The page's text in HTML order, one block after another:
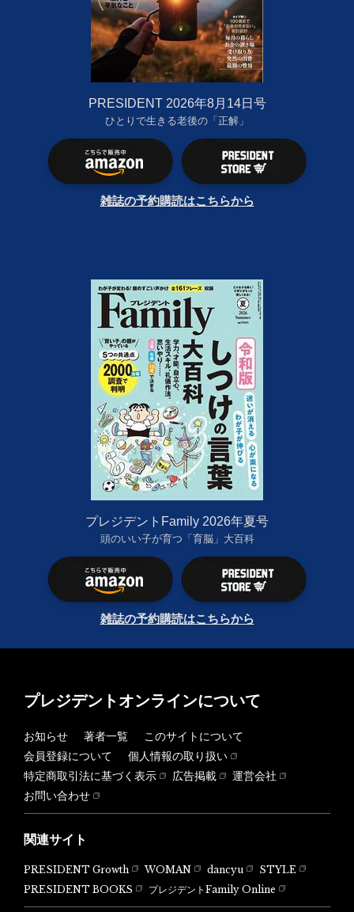
PRESIDENT 2026年8月14日号
ひとりで生きる老後の「正解」
雑誌の予約購読はこちらから
プレジデントFamily 2026年夏号
頭のいい子が育つ「育脳」大百科
雑誌の予約購読はこちらから
プレジデントオンラインについて
お知らせ 著者一覧
このサイトについて
会員登録について
個人情報の取り扱い
特定商取引法に基づく表示
広告掲載
運営会社
お問い合わせ
関連サイト
PRESIDENT Growth WOMAN dancyu
STYLE
PRESIDENT BOOKS
プレジデントFamily Online